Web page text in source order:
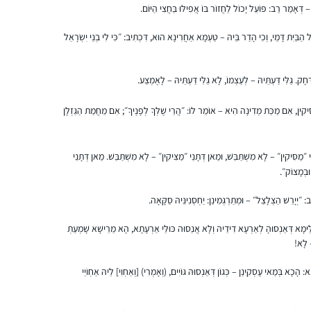
רַב: פּוֹעֵל יָכוֹל לַחֲזוֹר בּוֹ אֲפִילּוּ בַּחֲצִי הַיּוֹם.
דָּמֵי, וְכִי הָדַר בֵּיהּ – טַעְמָא אַחֲרִינָא הוּא, דִּכְתִיב: ״כִּי לִי בְנֵי יִשְׂרָאֵל
גַּלִּי דַּעְתֵּיהּ – לְעַצְמוֹ, לָא גַּלִּי דַּעְתֵּיהּ – לָאֶמְצַע.
אִם מַכַּת מְדִינָה הִיא – אוֹמֵר לוֹ: ״הֲרֵי שֶׁלְּךָ לְפָנֶיךָ״; אִם מֵחֲמַת הַגַּזְלָן
– לָא מִשְׁתַּבַּשׁ, וּמַאן דְּתָנֵי ״מַצִּיקִין״ – לָא מִשְׁתַּבַּשׁ. מַאן דְּתָנֵי
״יְיָרֵשׁ הַצְּלָצַל״ – וּמְתַרְגְּמִינַן: יַחְסְנִינֵּיהּ סַקָּאָה.
דְּאַנְסוּהָ לְאַרְעָא דִידֵיהּ וְלָא אֲנַסוּה כּוּלֵּי אַרְעָתָא, הָא מֵרֵישָׁא שָׁמְעַתְּ
לָא!
הָכָא בְּמַאי עָסְקִינַן – כְּגוֹן דְּאַנְסוּהּ גּוֹיִים, (וְאָמְרִי) [וְאַחְוִי] לֵיהּ אַחְוֹיֵי
הלימוד מאוד משפיעה על היום שלי כי אני
טון לכל היום – בסיס למחשבות שלי .זה זכות
רבה !
ירושלים, ישראל
את המסכתות הראשונות למדתי, אבל לא סיימתי
למדרשה, נכנסתי ללופ, ואני מצליחה להיות
הקצרות, גם כשהיינו חולות קורונה ובבידודים,
ליבמות 🙂
עדן ישורון